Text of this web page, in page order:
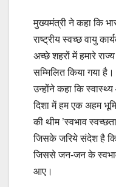
मुख्यमंत्री ने कहा कि
राष्ट्रीय स्वच्छ वायु
अच्छे शहरों में हमारे
सम्मिलित किया गया
उन्होंने कहा कि
दिशा में हम एक अहम
की थीम ’स्वभाव
जिसके जरिये संदेश है
जिससे जन-जन के
आए।